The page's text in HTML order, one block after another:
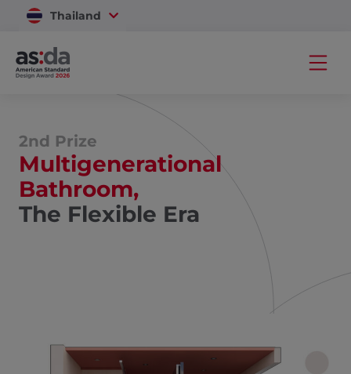
Thailand
Vietnam
2nd Prize
Multigenerational
Bathroom,
The Flexible Era